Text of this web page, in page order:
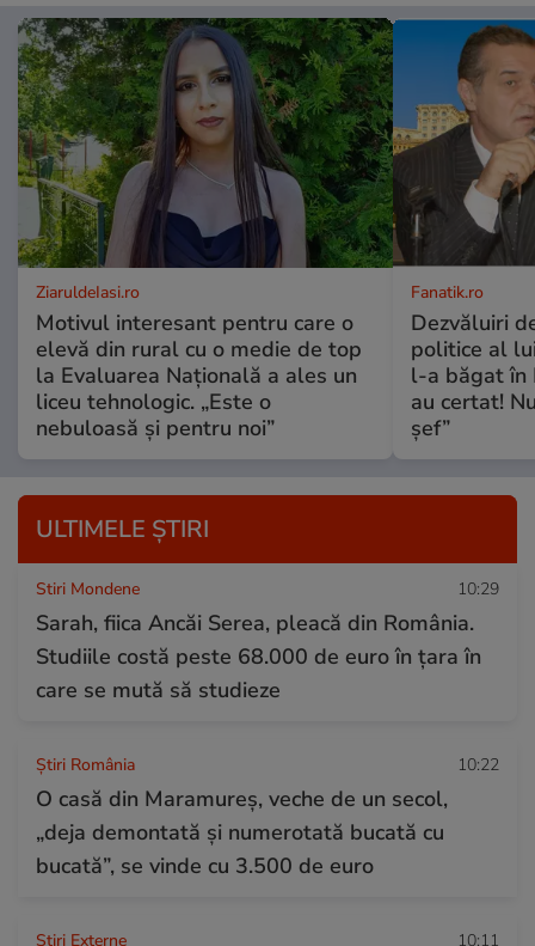
ZiaruldeIasi.ro
Motivul interesant pentru care o
elevă din rural cu o medie de top
la Evaluarea Națională a ales un
liceu tehnologic. „Este o
nebuloasă și pentru noi”
Fanatik.ro
Dezvăluiri
politice al
l-a băgat în
au certat!
șef”
ULTIMELE ȘTIRI
Stiri Mondene 10:29
Sarah, fiica Ancăi Serea, pleacă din România.
Studiile costă peste 68.000 de euro în țara în
care se mută să studieze
Știri România 10:22
O casă din Maramureș, veche de un secol,
„deja demontată și numerotată bucată cu
bucată”, se vinde cu 3.500 de euro
Știri Externe 10:11